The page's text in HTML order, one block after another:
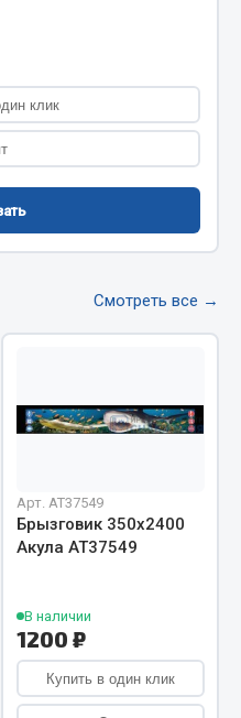
клик
Смотреть все →
Арт. AT37549
Брызговик 350х2400
Акула АТ37549
В наличии
1200 ₽
Купить в один клик